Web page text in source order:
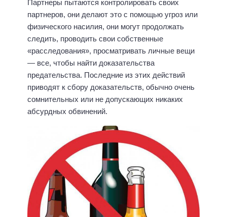
Партнеры пытаются контролировать своих
партнеров, они делают это с помощью угроз или
физического насилия, они могут продолжать
следить, проводить свои собственные
«расследования», просматривать личные вещи
— все, чтобы найти доказательства
предательства. Последние из этих действий
приводят к сбору доказательств, обычно очень
сомнительных или не допускающих никаких
абсурдных обвинений.